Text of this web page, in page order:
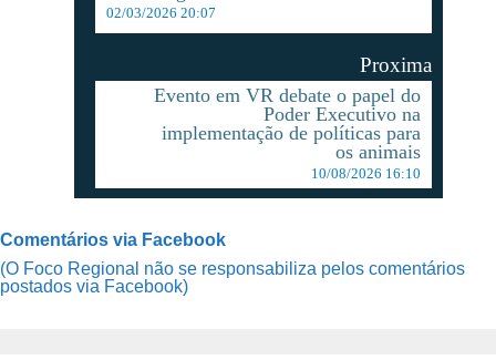
02/03/2026 20:07
Proxima
Evento em VR debate o papel do
Poder Executivo na
implementação de políticas para
os animais
10/08/2026 16:10
Comentários via Facebook
(O Foco Regional não se responsabiliza pelos comentários
postados via Facebook)